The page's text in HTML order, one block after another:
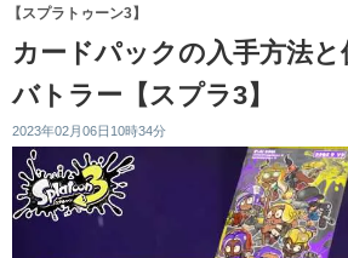
【スプラトゥーン3】
カードパックの入手方法と
バトラー【スプラ3】
2023年02月06日10時34分